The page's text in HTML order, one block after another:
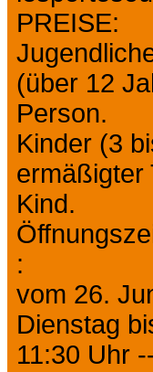
PREISE:
(über 12
Person.
Kinder (3
ermäßigter
Kind.
:
vom 26.
Dienstag
11:30 Uhr